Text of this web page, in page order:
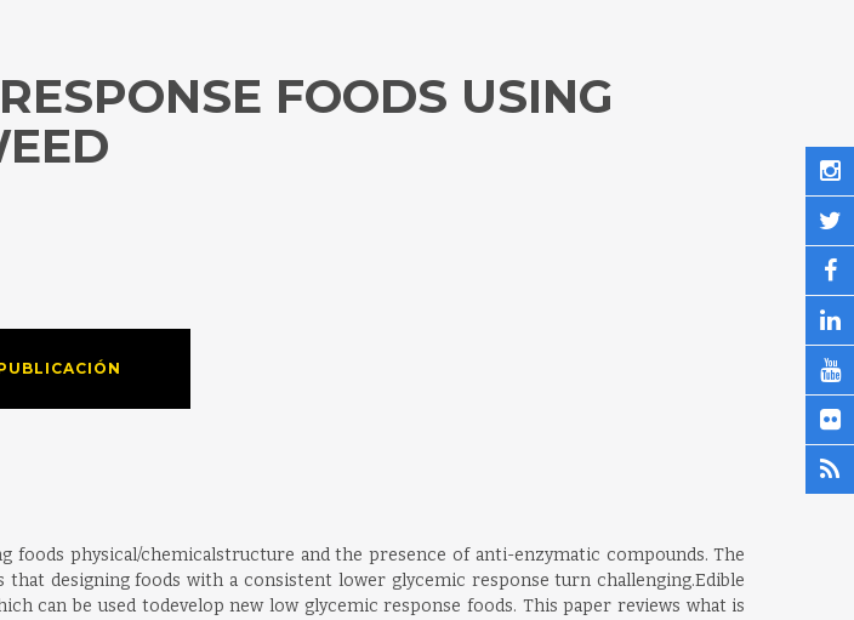
FOODS USING
physical/chemicalstructure and the presence of anti-enzymatic compounds. The
designing foods with a consistent lower glycemic response turn challenging.Edible
can be used todevelop new low glycemic response foods. This paper reviews what is